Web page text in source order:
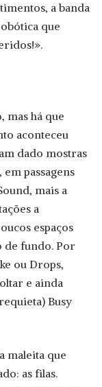
a banda
que
mas há que
aconteceu
dado mostras
passagens
mais a
a
espaços
de fundo. Por
ou Drops,
e ainda
Busy
maleita que
as filas.